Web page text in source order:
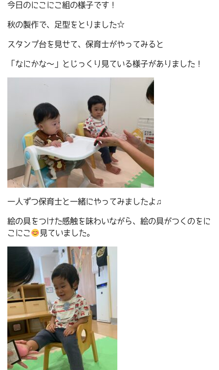
今日のにこにこ組の様子です！
秋の製作で、足型をとりました☆
スタンプ台を見せて、保育士がやってみると
「なにかな～」とじっくり見ている様子がありました！
一人ずつ保育士と一緒にやってみましたよ♫
絵の具をつけた感触を味わいながら、絵の具がつくのをに
こにこ
見ていました。